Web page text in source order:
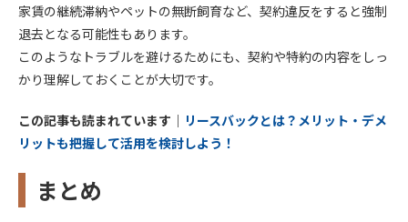
家賃の継続滞納やペットの無断飼育など、契約違反をすると強制
退去となる可能性もあります。
このようなトラブルを避けるためにも、契約や特約の内容をしっ
かり理解しておくことが大切です。
この記事も読まれています｜ リースバックとは？メリット・デメ
リットも把握して活用を検討しよう！
まとめ